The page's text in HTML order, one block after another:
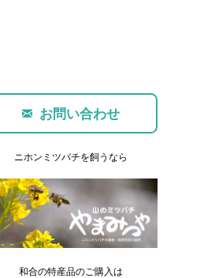
お問い合わせ
ニホンミツバチを飼うなら
和合の特産品のご購入は